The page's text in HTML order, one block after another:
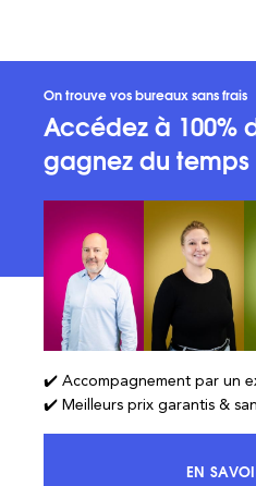
On trouve vos bureaux sans frais
Accédez à 100%
gagnez du temps
✔️ Accompagnement par un
✔️ Meilleurs prix garantis &
EN